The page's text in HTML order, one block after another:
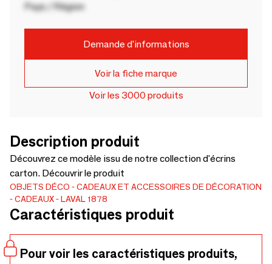
Pays / Région
Demande d'informations
Voir la fiche marque
Voir les 3000 produits
Description produit
Découvrez ce modèle issu de notre collection d'écrins
carton. Découvrir le produit
OBJETS DÉCO
CADEAUX ET ACCESSOIRES DE DÉCORATION
CADEAUX
LAVAL 1878
Caractéristiques produit
Pour voir les caractéristiques produits,